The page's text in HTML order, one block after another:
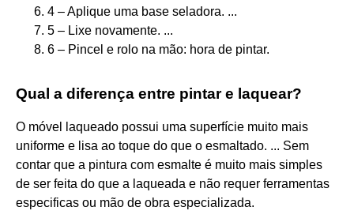
4 – Aplique uma base seladora. ...
5 – Lixe novamente. ...
6 – Pincel e rolo na mão: hora de pintar.
Qual a diferença entre pintar e laquear?
O móvel laqueado possui uma superfície muito mais
uniforme e lisa ao toque do que o esmaltado. ... Sem
contar que a pintura com esmalte é muito mais simples
de ser feita do que a laqueada e não requer ferramentas
especificas ou mão de obra especializada.